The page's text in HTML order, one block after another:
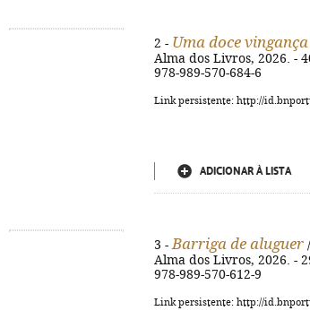
2 - Uma doce vingança
Alma dos Livros, 2026. -
978-989-570-684-6
Link persistente: http://
ADICIONAR À LISTA
3 - Barriga de aluguer
Alma dos Livros, 2026. -
978-989-570-612-9
Link persistente: http://